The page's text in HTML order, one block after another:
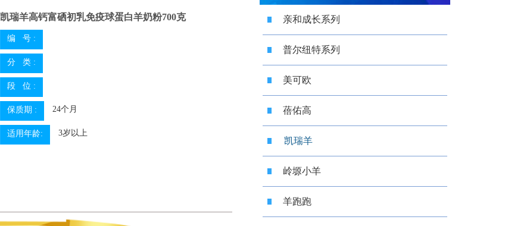
凯瑞羊高钙富硒初乳免疫球蛋白羊奶粉700克
编 号 :
分 类 :
段 位 :
保质期 : 24个月
适用年龄: 3岁以上
亲和成长系列
普尔纽特系列
美可欧
蓓佑高
凯瑞羊
岭塬小羊
羊跑跑